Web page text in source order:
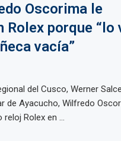
Oscorima le
porque “lo
vacía”
del Cusco, Werner
de Ayacucho, Wilfredo
Rolex en ...